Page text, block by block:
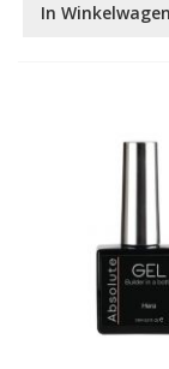
In Winkelwagen